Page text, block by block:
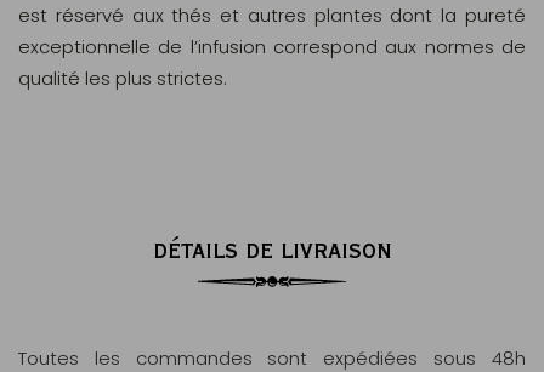
est réservé aux thés et autres plantes dont la pureté
exceptionnelle de l’infusion correspond aux normes de
qualité les plus strictes.
DÉTAILS DE LIVRAISON
Toutes les commandes sont expédiées sous 48h